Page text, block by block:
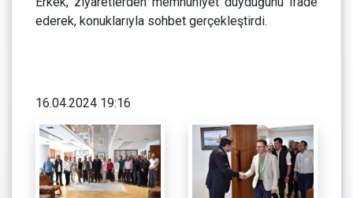
ederek, konuklarıyla sohbet gerçekleştirdi.
16.04.2024 19:16